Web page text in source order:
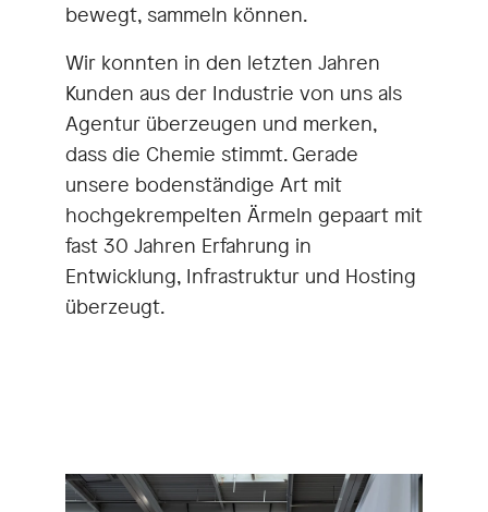
bewegt, sammeln können.
Wir konnten in den letzten Jahren
Kunden aus der Industrie von uns als
Agentur überzeugen und merken,
dass die Chemie stimmt. Gerade
unsere bodenständige Art mit
hochgekrempelten Ärmeln gepaart mit
fast 30 Jahren Erfahrung in
Entwicklung, Infrastruktur und Hosting
überzeugt.